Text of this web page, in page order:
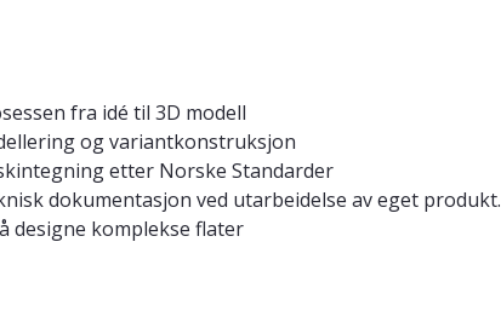
fra idé til 3D modell
og variantkonstruksjon
etter Norske Standarder
dokumentasjon ved utarbeidelse av eget produkt.
designe komplekse flater